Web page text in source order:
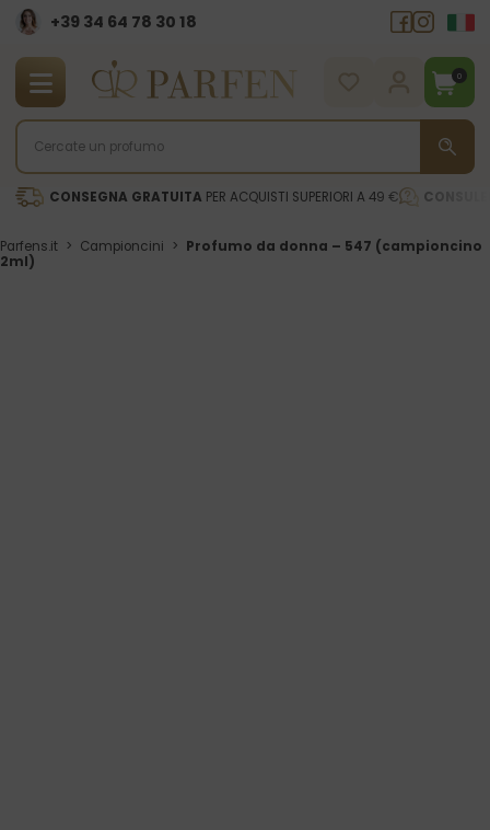
+39 34 64 78 30 18
0
CONSEGNA GRATUITA PER ACQUISTI SUPERIORI A 49 €
Parfens.it > Campioncini > Profumo da donna – 547 (campioncino
2ml)